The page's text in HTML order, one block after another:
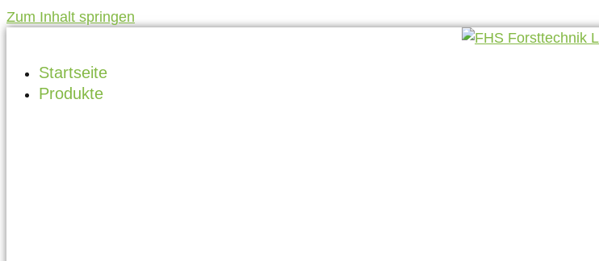
Zum Inhalt springen
Startseite
Produkte